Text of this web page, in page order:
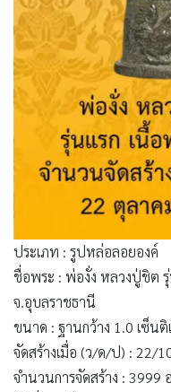
ประเภท : รูปหล่อลอยองค์
ชื่อพระ : พ่องั่ง หลวงปู่ชิต
จ.อุบลราชธานี
ขนาด : ฐานกว้าง 1.0 เซ็น
จัดสร้างเมื่อ (ว/ด/ป) : 22/
จำนวนการจัดสร้าง : 3999